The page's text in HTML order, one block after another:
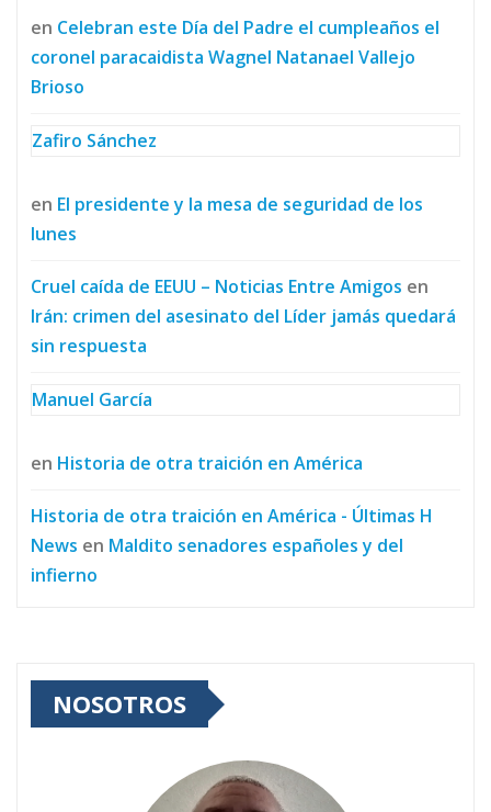
en Celebran este Día del Padre el cumpleaños el
coronel paracaidista Wagnel Natanael Vallejo
Brioso
Zafiro Sánchez
en El presidente y la mesa de seguridad de los
lunes
Cruel caída de EEUU – Noticias Entre Amigos en
Irán: crimen del asesinato del Líder jamás quedará
sin respuesta
Manuel García
en Historia de otra traición en América
Historia de otra traición en América - Últimas H
News en Maldito senadores españoles y del
infierno
NOSOTROS